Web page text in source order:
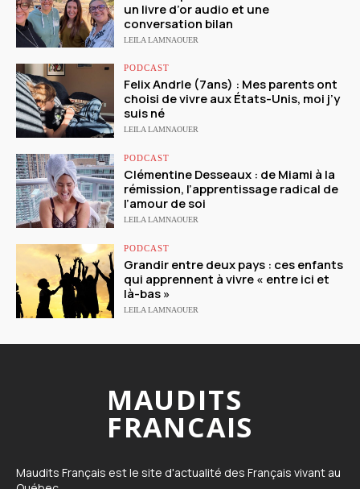
un livre d’or audio et une
conversation bilan
LEILA LAMNAOUER
PODCAST
Felix Andrle (7ans) : Mes parents ont
choisi de vivre aux États-Unis, moi j’y
suis né
LEILA LAMNAOUER
PODCAST
Clémentine Desseaux : de Miami à la
rémission, l’apprentissage radical de
l’amour de soi
LEILA LAMNAOUER
PODCAST
Grandir entre deux pays : ces enfants
qui apprennent à vivre « entre ici et
là-bas »
LEILA LAMNAOUER
MAUDITS
FRANCAIS
Maudits Français est le site d'actualité des Français vivant au